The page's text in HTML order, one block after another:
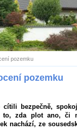
pozemku
pozemku
bezpečně,
to, zda plot ano, či
nachází, ze